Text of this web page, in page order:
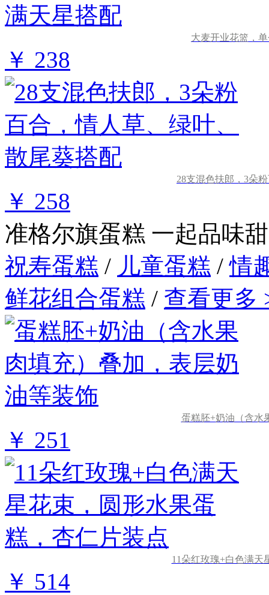
大麦开业花篮，
￥ 238
28支混色扶郎，3朵
￥ 258
准格尔旗蛋糕 一起品味
祝寿蛋糕 / 儿童蛋糕 /情
鲜花组合蛋糕 / 查看更多
蛋糕胚+奶油（含水
￥ 251
11朵红玫瑰+白色满天
￥ 514